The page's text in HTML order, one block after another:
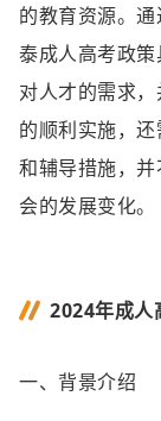
的教育资源。
泰成人高考政
对人才的需求
的顺利实施，
和辅导措施，
会的发展变化。
2024年成人
一、背景介绍